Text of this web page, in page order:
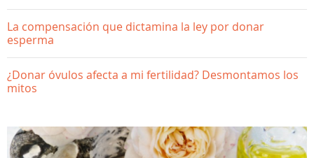
La compensación que dictamina la ley por donar
esperma
¿Donar óvulos afecta a mi fertilidad? Desmontamos los
mitos